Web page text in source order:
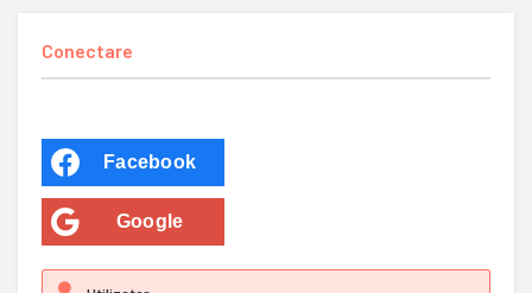
Conectare
Facebook
Google